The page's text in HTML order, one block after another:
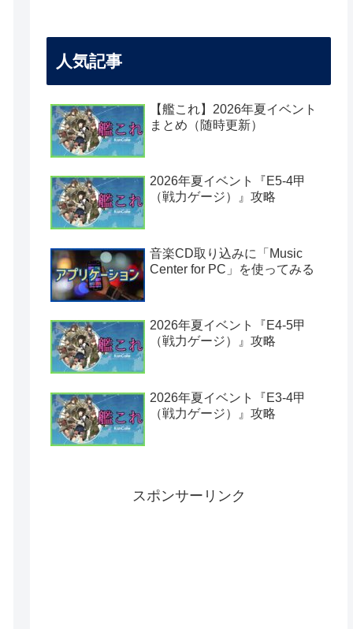
人気記事
【艦これ】2026年夏イベント
まとめ（随時更新）
2026年夏イベント『E5-4甲
（戦力ゲージ）』攻略
音楽CD取り込みに「Music
Center for PC」を使ってみる
2026年夏イベント『E4-5甲
（戦力ゲージ）』攻略
2026年夏イベント『E3-4甲
（戦力ゲージ）』攻略
スポンサーリンク